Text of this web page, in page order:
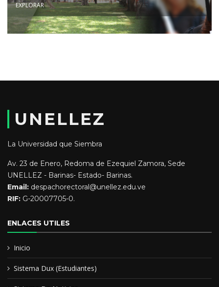
EXPLORAR
UNELLEZ
La Universidad que Siembra
Av. 23 de Enero, Redoma de Ezequiel Zamora, Sede
UNELLEZ - Barinas- Estado- Barinas.
Email: despachorectoral@unellez.edu.ve
RIF: G-20007705-0.
ENLACES UTILES
Inicio
Sistema Dux (Estudiantes)